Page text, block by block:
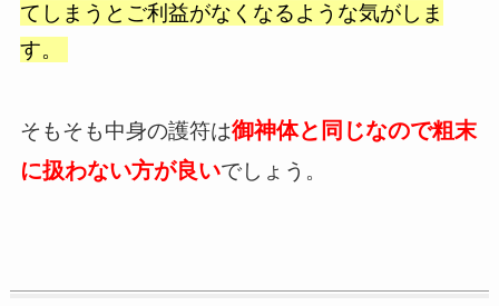
てしまうとご利益がなくなるような気がしま
す。
そもそも中身の護符は御神体と同じなので粗末
に扱わない方が良いでしょう。